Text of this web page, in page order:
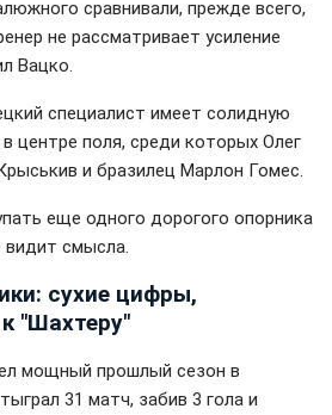
сравнивали, прежде всего,
не рассматривает усиление
Вацко.
специалист имеет солидную
центре поля, среди которых Олег
и бразилец Марлон Гомес.
еще одного дорогого опорника
смысла.
сухие цифры,
"Шахтеру"
мощный прошлый сезон в
31 матч, забив 3 гола и